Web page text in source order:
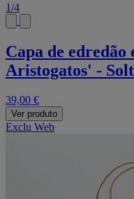
1/4
Capa de
Aristogatos' -
39,00 €
Ver produto
Exclu Web